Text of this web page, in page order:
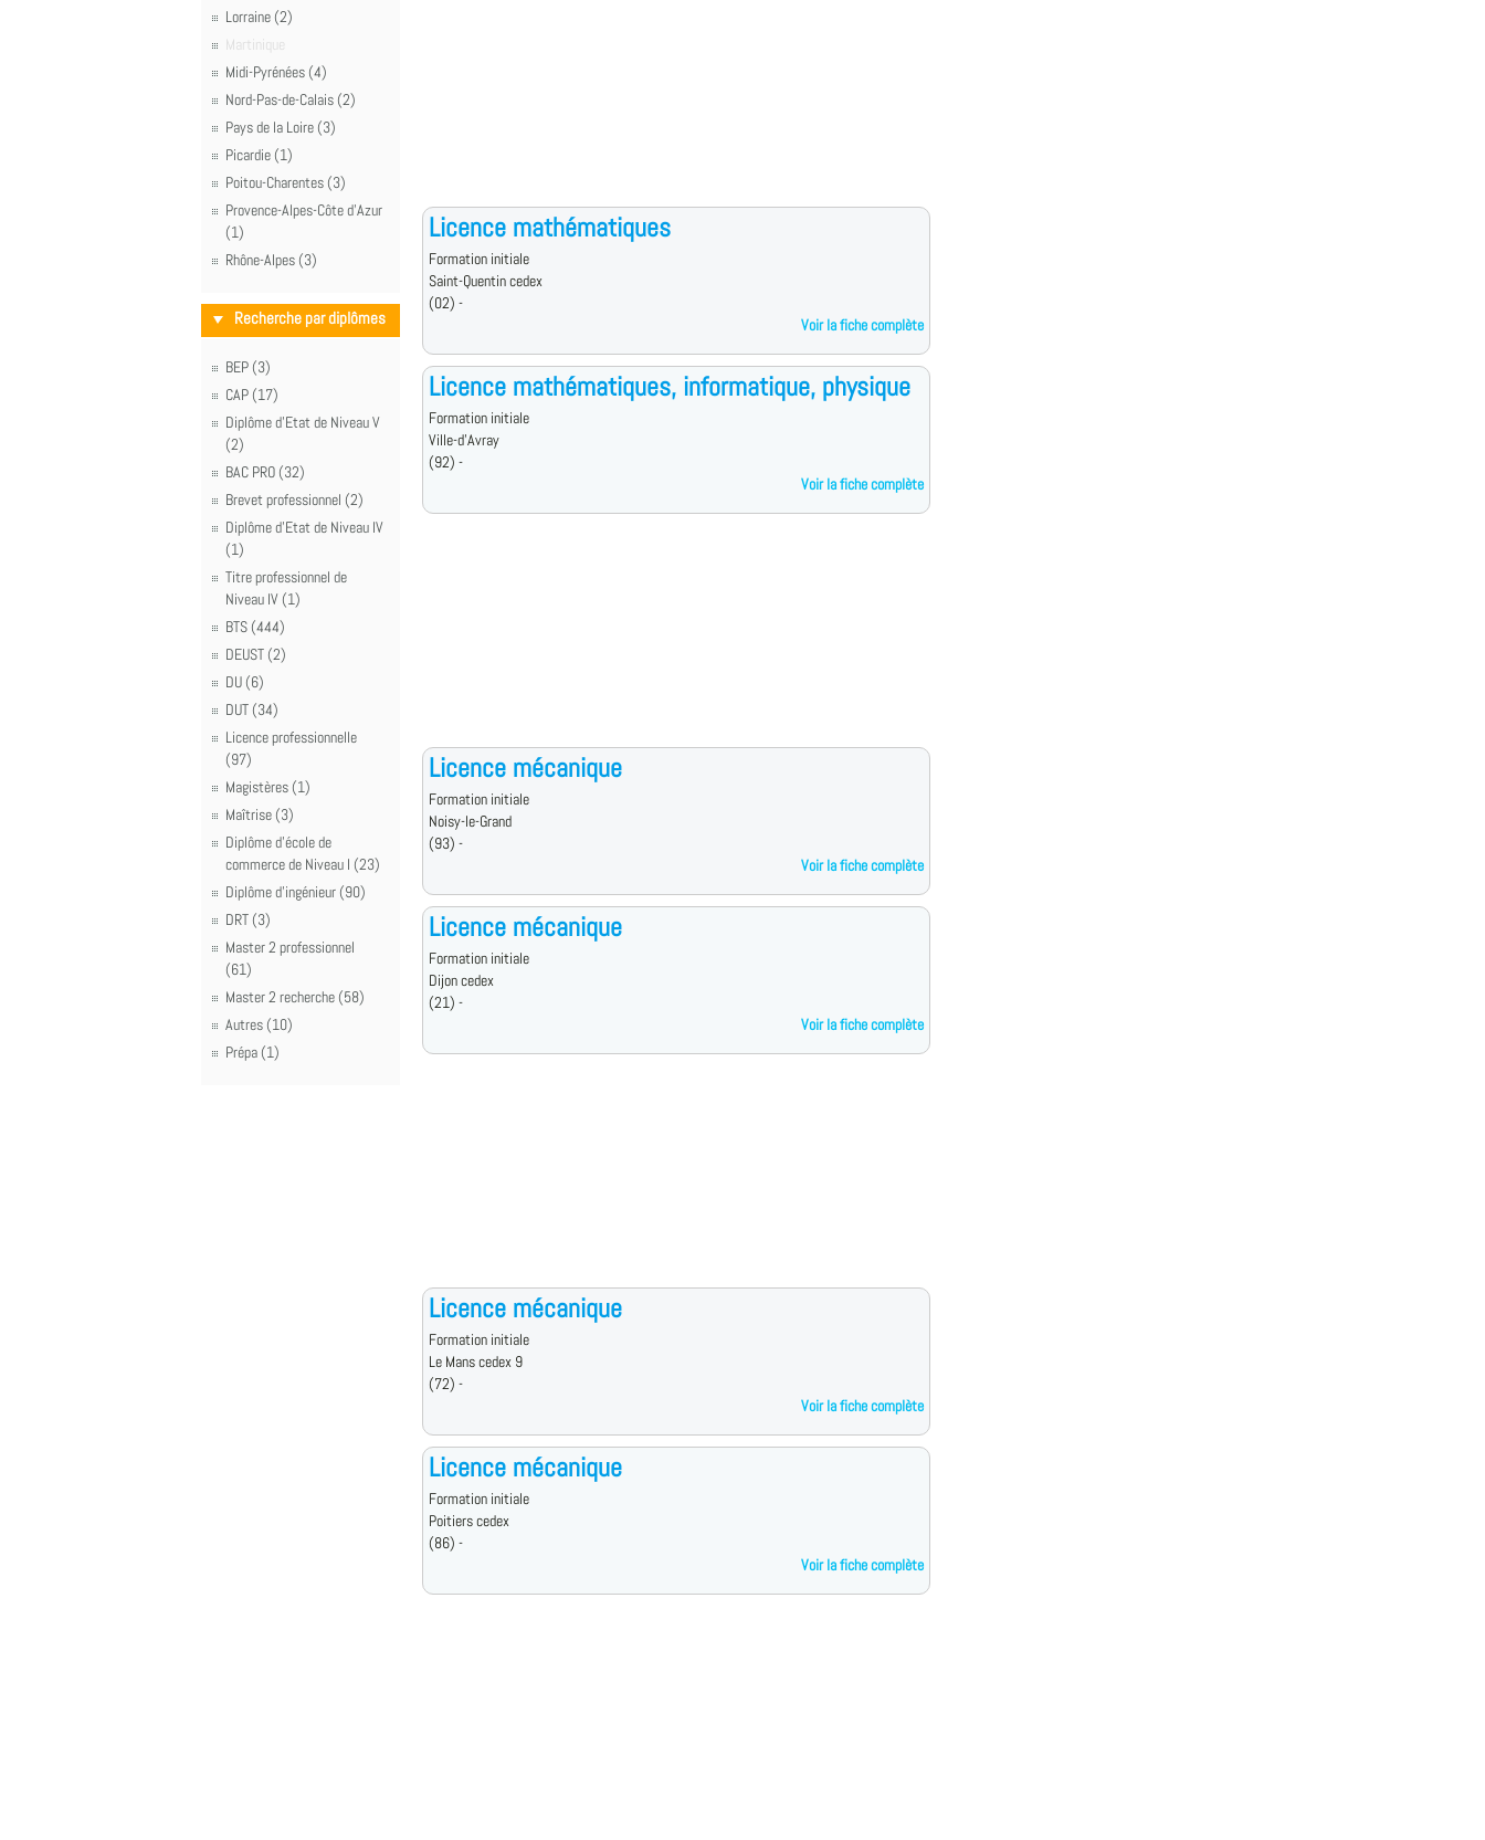
Lorraine (2)
Martinique
Midi-Pyrénées (4)
Nord-Pas-de-Calais (2)
Pays de la Loire (3)
Picardie (1)
Poitou-Charentes (3)
Provence-Alpes-Côte d'Azur
(1)
Rhône-Alpes (3)
Recherche par diplômes
BEP (3)
CAP (17)
Diplôme d'Etat de Niveau V
(2)
BAC PRO (32)
Brevet professionnel (2)
Diplôme d'Etat de Niveau IV
(1)
Titre professionnel de
Niveau IV (1)
BTS (444)
DEUST (2)
DU (6)
DUT (34)
Licence professionnelle
(97)
Magistères (1)
Maîtrise (3)
Diplôme d'école de
commerce de Niveau I (23)
Diplôme d'ingénieur (90)
DRT (3)
Master 2 professionnel
(61)
Master 2 recherche (58)
Autres (10)
Prépa (1)
Licence mathématiques
Formation initiale
Saint-Quentin cedex
(02) -
Voir la fiche complète
Licence mathématiques, informatique, physique
Formation initiale
Ville-d'Avray
(92) -
Voir la fiche complète
Licence mécanique
Formation initiale
Noisy-le-Grand
(93) -
Voir la fiche complète
Licence mécanique
Formation initiale
Dijon cedex
(21) -
Voir la fiche complète
Licence mécanique
Formation initiale
Le Mans cedex 9
(72) -
Voir la fiche complète
Licence mécanique
Formation initiale
Poitiers cedex
(86) -
Voir la fiche complète